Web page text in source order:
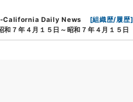
California Daily News [組織歴/履歴]
和７年４月１５日～昭和７年４月１５日